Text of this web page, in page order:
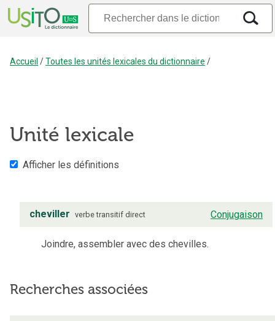
Accueil /Toutes les unités lexicales du dictionnaire /
Unité lexicale
Afficher les définitions
cheviller verbe transitif direct Conjugaison
Joindre, assembler avec des chevilles.
Recherches associées